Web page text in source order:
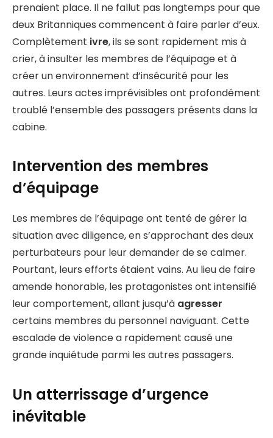
prenaient place. Il ne fallut pas longtemps pour que
deux Britanniques commencent à faire parler d’eux.
Complètement ivre, ils se sont rapidement mis à
crier, à insulter les membres de l’équipage et à
créer un environnement d’insécurité pour les
autres. Leurs actes imprévisibles ont profondément
troublé l’ensemble des passagers présents dans la
cabine.
Intervention des membres
d’équipage
Les membres de l’équipage ont tenté de gérer la
situation avec diligence, en s’approchant des deux
perturbateurs pour leur demander de se calmer.
Pourtant, leurs efforts étaient vains. Au lieu de faire
amende honorable, les protagonistes ont intensifié
leur comportement, allant jusqu’à agresser
certains membres du personnel naviguant. Cette
escalade de violence a rapidement causé une
grande inquiétude parmi les autres passagers.
Un atterrissage d’urgence
inévitable